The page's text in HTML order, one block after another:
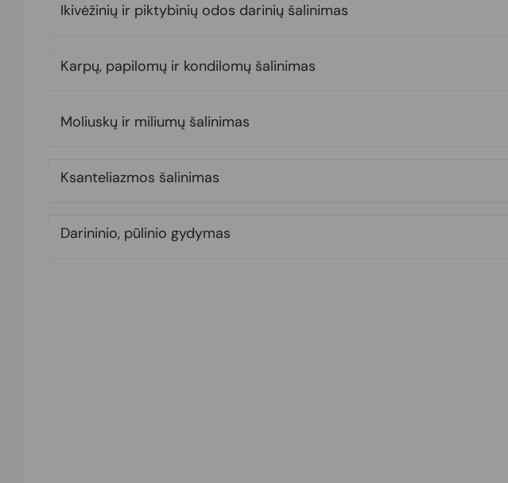
Ikivėžinių ir piktybinių odos darinių šalinimas
Karpų, papilomų ir kondilomų šalinimas
Moliuskų ir miliumų šalinimas
Ksanteliazmos šalinimas
Darininio, pūlinio gydymas